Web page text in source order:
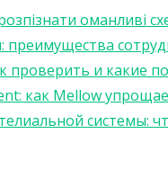
оманливі
проверить и какие
как Mellow
системы: